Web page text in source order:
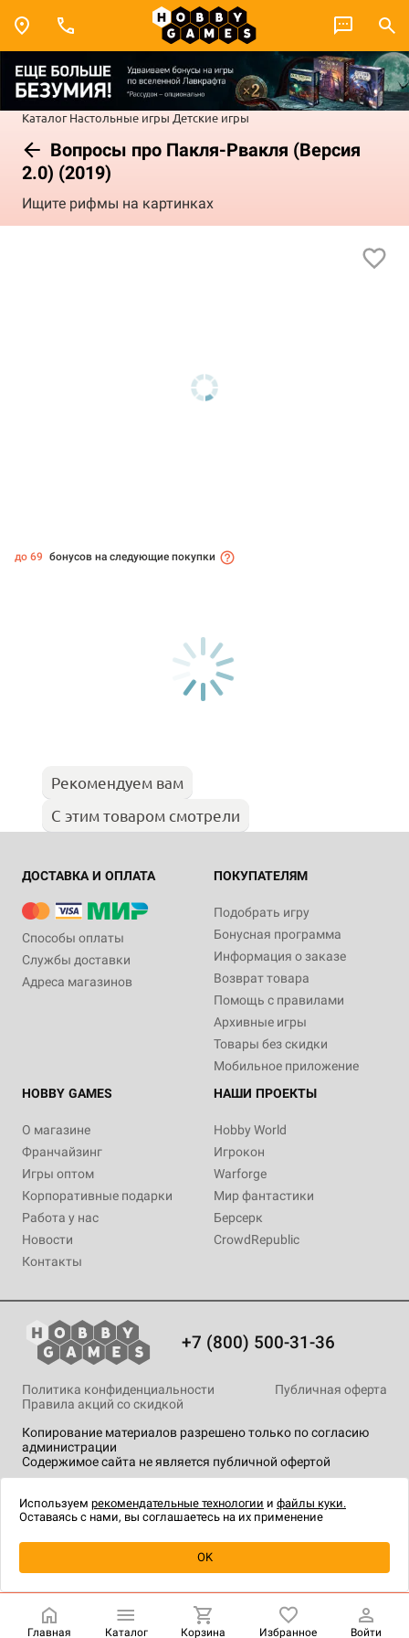
Каталог Настольные игры Детские игры
Вопросы про Пакля-Рвакля (Версия
2.0) (2019)
Ищите рифмы на картинках
Купить
до 69 бонусов на следующие покупки
Рекомендуем вам
С этим товаром смотрели
ДОСТАВКА И ОПЛАТА
Способы оплаты
Службы доставки
Адреса магазинов
ПОКУПАТЕЛЯМ
Подобрать игру
Бонусная программа
Информация о заказе
Возврат товара
Помощь с правилами
Архивные игры
Товары без скидки
Мобильное приложение
HOBBY GAMES
О магазине
Франчайзинг
Игры оптом
Корпоративные подарки
Работа у нас
Новости
Контакты
НАШИ ПРОЕКТЫ
Hobby World
Игрокон
Warforge
Мир фантастики
Берсерк
CrowdRepublic
+7 (800) 500-31-36
Копирование материалов разрешено только по согласию
администрации
Содержимое сайта не является публичной офертой
Политика конфиденциальности
Публичная оферта
Правила акций со скидкой
технологии.
Главная Каталог Корзина Избранное Войти
Используем рекомендательные технологии и файлы куки.
Оставаясь с нами, вы соглашаетесь на их применение
OK